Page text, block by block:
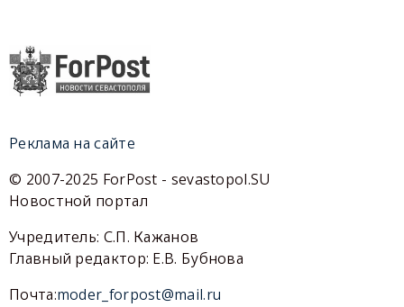
Реклама на сайте
© 2007-2025 ForPost - sevastopol.SU
Новостной портал
Учредитель: С.П. Кажанов
Главный редактор: Е.В. Бубнова
Почта:moder_forpost@mail.ru